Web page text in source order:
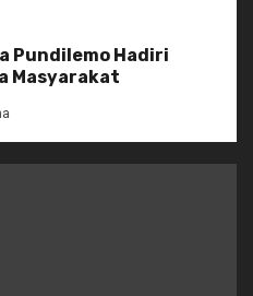
Pundilemo Hadiri
Masyarakat